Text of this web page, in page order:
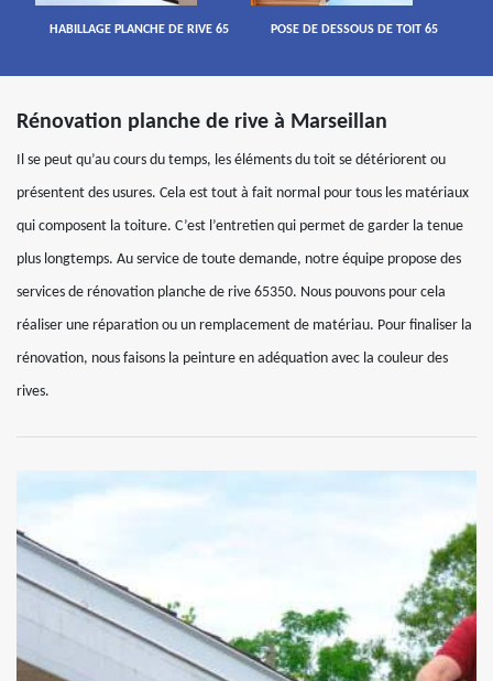
HABILLAGE PLANCHE DE RIVE 65 POSE DE DESSOUS DE TOIT 65
Rénovation planche de rive à Marseillan
Il se peut qu’au cours du temps, les éléments du toit se détériorent ou
présentent des usures. Cela est tout à fait normal pour tous les matériaux
qui composent la toiture. C’est l’entretien qui permet de garder la tenue
plus longtemps. Au service de toute demande, notre équipe propose des
services de rénovation planche de rive 65350. Nous pouvons pour cela
réaliser une réparation ou un remplacement de matériau. Pour finaliser la
rénovation, nous faisons la peinture en adéquation avec la couleur des
rives.